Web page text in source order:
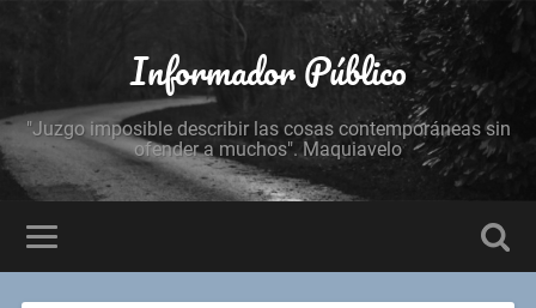
Informador Público
"Juzgo imposible describir las cosas contemporáneas sin
ofender a muchos". Maquiavelo